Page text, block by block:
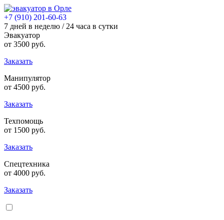
+7 (910) 201-60-63
7 дней в неделю / 24 часа в сутки
Эвакуатор
от 3500 руб.
Заказать
Манипулятор
от 4500 руб.
Заказать
Техпомощь
от 1500 руб.
Заказать
Спецтехника
от 4000 руб.
Заказать